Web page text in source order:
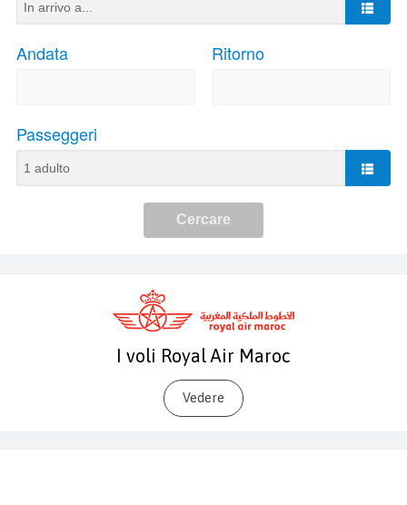
I voli Royal Air Maroc
Vedere